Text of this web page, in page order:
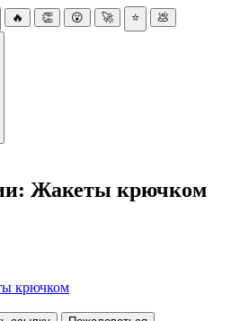
🔥 👏 😮 🚀 ⭐ 💩
Жакеты крючком
крючком